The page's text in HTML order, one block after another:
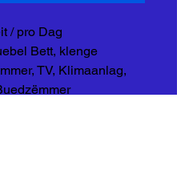
/ pro Dag
Bett, klenge
TV, Klimaanlag,